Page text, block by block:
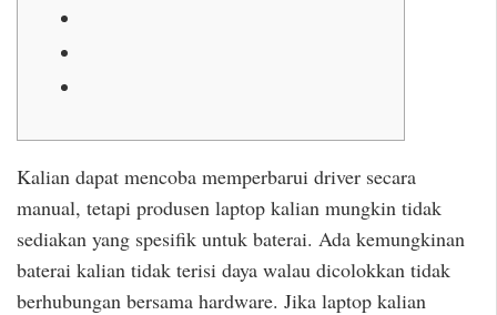
Kalian dapat mencoba memperbarui driver secara
manual, tetapi produsen laptop kalian mungkin tidak
sediakan yang spesifik untuk baterai. Ada kemungkinan
baterai kalian tidak terisi daya walau dicolokkan tidak
berhubungan bersama hardware. Jika laptop kalian